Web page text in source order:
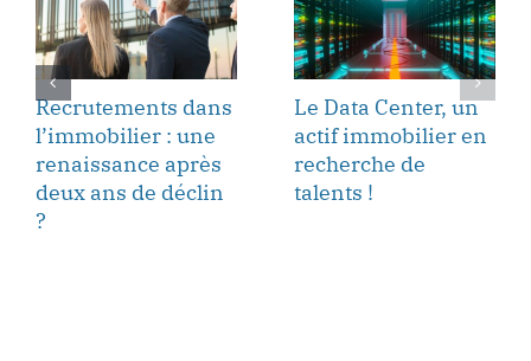
Recrutements dans
l’immobilier : une
renaissance après
deux ans de déclin
?
Le Data Center, un
actif immobilier en
recherche de
talents !